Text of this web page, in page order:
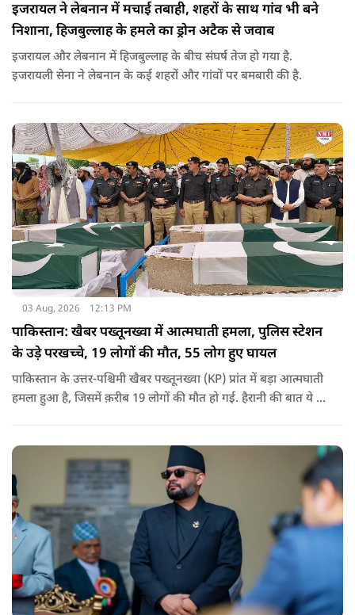
इजरायल ने लेबनान में मचाई तबाही, शहरों के साथ गांव भी बने
निशाना, हिजबुल्लाह के हमले का ड्रोन अटैक से जवाब
इजरायल और लेबनान में हिजबुल्लाह के बीच संघर्ष तेज हो गया है.
इजरायली सेना ने लेबनान के कई शहरों और गांवों पर बमबारी की है.
03 Aug, 2026 12:13 PM
पाकिस्तान: खैबर पख्तूनख्वा में आत्मघाती हमला, पुलिस स्टेशन
के उड़े परखच्चे, 19 लोगों की मौत, 55 लोग हुए घायल
पाकिस्तान के उत्तर-पश्चिमी खैबर पख्तूनख्वा (KP) प्रांत में बड़ा आत्मघाती
हमला हुआ है, जिसमें क़रीब 19 लोगों की मौत हो गई. हैरानी की बात ये है